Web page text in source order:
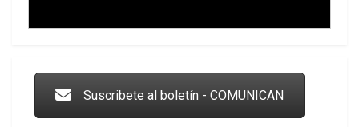
Suscribete al boletín - COMUNICAN